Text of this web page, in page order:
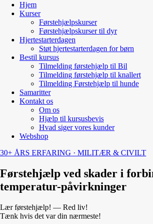
Hjem
Kurser
Førstehjælpskurser
Førstehjælpskurser til dyr
Hjertestarterdagen
Støt hjertestarterdagen for børn
Bestil kursus
Tilmelding førstehjælp til Bil
Tilmelding førstehjælp til knallert
Tilmelding Førstehjælp til hunde
Samaritter
Kontakt os
Om os
Hjælp til kursusbevis
Hvad siger vores kunder
Webshop
30+ ÅRS ERFARING · MILITÆR & CIVILT
Førstehjælp ved skader i
temperatur-påvirkninger
Lær førstehjælp! — Red liv!
Tænk hvis det var din nærmeste!